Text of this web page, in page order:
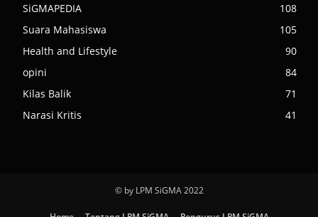
SiGMAPEDIA
108
Suara Mahasiswa
105
Health and Lifestyle
90
opini
84
Kilas Balik
71
Narasi Kritis
41
© by LPM SiGMA 2022